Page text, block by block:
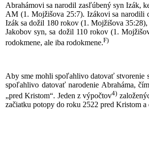
Abrahámovi sa narodil zasľúbený syn Izák,
AM (1. Mojžišova 25:7). Izákovi sa narodili
Izák sa dožil 180 rokov (1. Mojžišova
Jakobov syn, sa dožil 110 rokov (1.
rodokmene, ale iba rodokmene.F)
Aby sme mohli spoľahlivo datovať stvorenie
spoľahlivo datovať narodenie Abraháma,
„pred Kristom“. Jeden z výpočtov4)
začiatku potopy do roku 2522 pred Kristom